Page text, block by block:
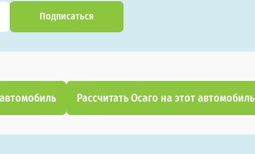
Подписаться
Рассчитать Осаго на этот автомобиль